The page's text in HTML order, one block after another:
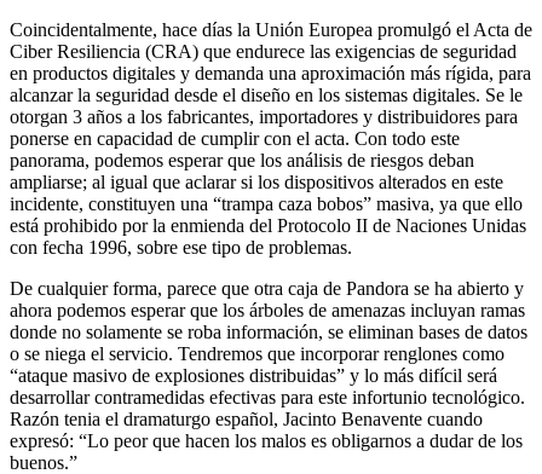
Coincidentalmente, hace días la Unión Europea promulgó el Acta de
Ciber Resiliencia (CRA) que endurece las exigencias de seguridad
en productos digitales y demanda una aproximación más rígida, para
alcanzar la seguridad desde el diseño en los sistemas digitales. Se le
otorgan 3 años a los fabricantes, importadores y distribuidores para
ponerse en capacidad de cumplir con el acta. Con todo este
panorama, podemos esperar que los análisis de riesgos deban
ampliarse; al igual que aclarar si los dispositivos alterados en este
incidente, constituyen una “trampa caza bobos” masiva, ya que ello
está prohibido por la enmienda del Protocolo II de Naciones Unidas
con fecha 1996, sobre ese tipo de problemas.
De cualquier forma, parece que otra caja de Pandora se ha abierto y
ahora podemos esperar que los árboles de amenazas incluyan ramas
donde no solamente se roba información, se eliminan bases de datos
o se niega el servicio. Tendremos que incorporar renglones como
“ataque masivo de explosiones distribuidas” y lo más difícil será
desarrollar contramedidas efectivas para este infortunio tecnológico.
Razón tenia el dramaturgo español, Jacinto Benavente cuando
expresó: “Lo peor que hacen los malos es obligarnos a dudar de los
buenos.”